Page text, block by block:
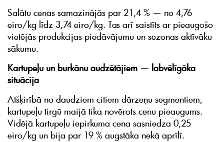
Salātu cenas samazinājās par 21,4 % — no 4,76
eiro/kg līdz 3,74 eiro/kg. Tas arī saistīts ar pieaugošo
vietējās produkcijas piedāvājumu un sezonas aktīvāku
sākumu.
Kartupeļu un burkānu audzētājiem — labvēlīgāka
situācija
Atšķirībā no daudziem citiem dārzeņu segmentiem,
kartupeļu tirgū maijā tika novērots cenu pieaugums.
Vidējā kartupeļu iepirkuma cena sasniedza 0,25
eiro/kg un bija par 19 % augstāka nekā aprīlī.